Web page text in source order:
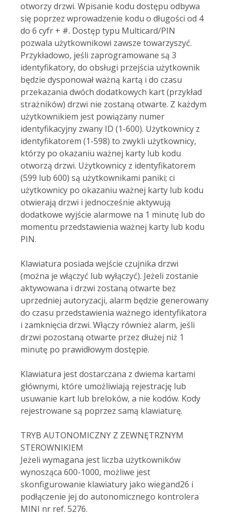
otworzy drzwi. Wpisanie kodu dostępu odbywa
się poprzez wprowadzenie kodu o długości od 4
do 6 cyfr + #. Dostęp typu Multicard/PIN
pozwala użytkownikowi zawsze towarzyszyć.
Przykładowo, jeśli zaprogramowane są 3
identyfikatory, do obsługi przejścia użytkownik
będzie dysponował ważną kartą i do czasu
przekazania dwóch dodatkowych kart (przykład
strażników) drzwi nie zostaną otwarte. Z każdym
użytkownikiem jest powiązany numer
identyfikacyjny zwany ID (1-600). Użytkownicy z
identyfikatorem (1-598) to zwykli użytkownicy,
którzy po okazaniu ważnej karty lub kodu
otworzą drzwi. Użytkownicy z identyfikatorem
(599 lub 600) są użytkownikami paniki; ci
użytkownicy po okazaniu ważnej karty lub kodu
otwierają drzwi i jednocześnie aktywują
dodatkowe wyjście alarmowe na 1 minutę lub do
momentu przedstawienia ważnej karty lub kodu
PIN.
Klawiatura posiada wejście czujnika drzwi
(można je włączyć lub wyłączyć). Jeżeli zostanie
aktywowana i drzwi zostaną otwarte bez
uprzedniej autoryzacji, alarm będzie generowany
do czasu przedstawienia ważnego identyfikatora
i zamknięcia drzwi. Włączy również alarm, jeśli
drzwi pozostaną otwarte przez dłużej niż 1
minutę po prawidłowym dostępie.
Klawiatura jest dostarczana z dwiema kartami
głównymi, które umożliwiają rejestrację lub
usuwanie kart lub breloków, a nie kodów. Kody
rejestrowane są poprzez samą klawiaturę.
TRYB AUTONOMICZNY Z ZEWNĘTRZNYM
STEROWNIKIEM
Jeżeli wymagana jest liczba użytkowników
wynosząca 600-1000, możliwe jest
skonfigurowanie klawiatury jako wiegand26 i
podłączenie jej do autonomicznego kontrolera
MINI nr ref. 5276.